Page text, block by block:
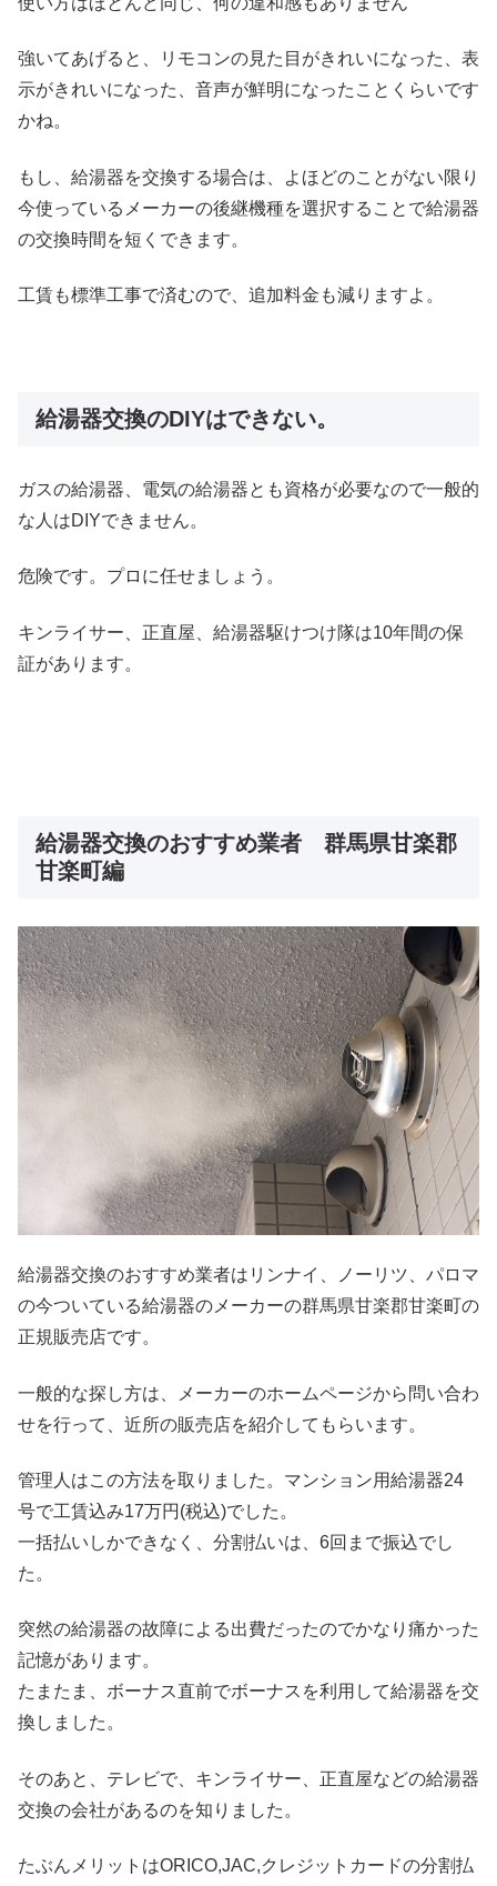
強いてあげると、リモコンの見た目がきれいになった、表
示がきれいになった、音声が鮮明になったことくらいです
かね。
もし、給湯器を交換する場合は、よほどのことがない限り
今使っているメーカーの後継機種を選択することで給湯器
の交換時間を短くできます。
工賃も標準工事で済むので、追加料金も減りますよ。
給湯器交換のDIYはできない。
ガスの給湯器、電気の給湯器とも資格が必要なので一般的
な人はDIYできません。
危険です。プロに任せましょう。
キンライサー、正直屋、給湯器駆けつけ隊は10年間の保
証があります。
給湯器交換のおすすめ業者 群馬県甘楽郡
甘楽町編
給湯器交換のおすすめ業者はリンナイ、ノーリツ、パロマ
の今ついている給湯器のメーカーの群馬県甘楽郡甘楽町の
正規販売店です。
一般的な探し方は、メーカーのホームページから問い合わ
せを行って、近所の販売店を紹介してもらいます。
管理人はこの方法を取りました。マンション用給湯器24
号で工賃込み17万円(税込)でした。
一括払いしかできなく、分割払いは、6回まで振込でし
た。
突然の給湯器の故障による出費だったのでかなり痛かった
記憶があります。
たまたま、ボーナス直前でボーナスを利用して給湯器を交
換しました。
そのあと、テレビで、キンライサー、正直屋などの給湯器
交換の会社があるのを知りました。
たぶんメリットはORICO,JAC,クレジットカードの分割払